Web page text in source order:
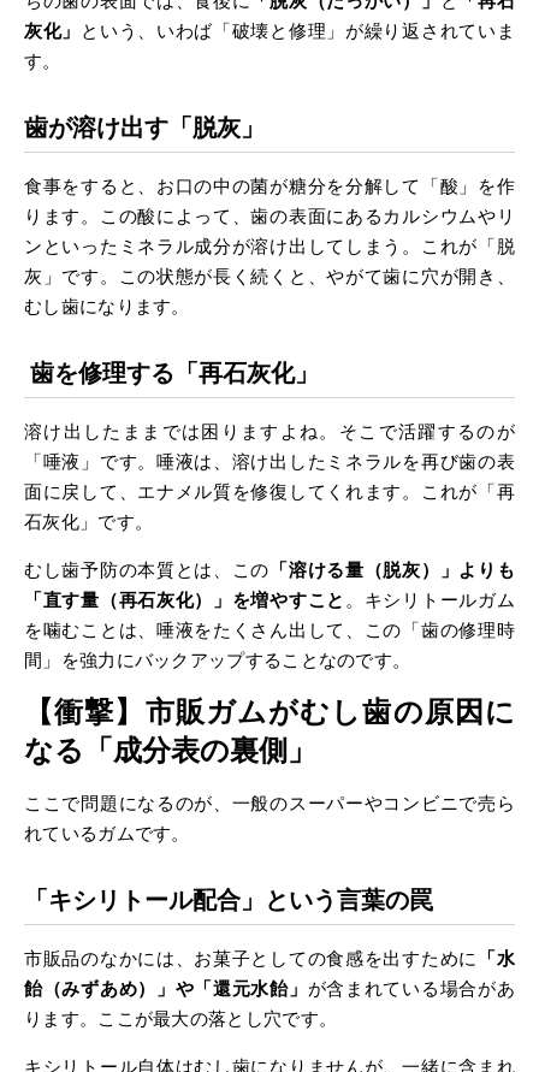
灰化」 という、いわば「破壊と修理」が繰り返されていま
す。
歯が溶け出す「脱灰」
食事をすると、お口の中の菌が糖分を分解して「酸」を作
ります。この酸によって、歯の表面にあるカルシウムやリ
ンといったミネラル成分が溶け出してしまう。これが「脱
灰」です。この状態が長く続くと、やがて歯に穴が開き、
むし歯になります。
歯を修理する「再石灰化」
溶け出したままでは困りますよね。そこで活躍するのが
「唾液」です。唾液は、溶け出したミネラルを再び歯の表
面に戻して、エナメル質を修復してくれます。これが「再
石灰化」です。
むし歯予防の本質とは、この 「溶ける量（脱灰）」よりも
「直す量（再石灰化）」を増やすこと 。キシリトールガム
を噛むことは、唾液をたくさん出して、この「歯の修理時
間」を強力にバックアップすることなのです。
【衝撃】市販ガムがむし歯の原因に
なる「成分表の裏側」
ここで問題になるのが、一般のスーパーやコンビニで売ら
れているガムです。
「キシリトール配合」という言葉の罠
市販品のなかには、お菓子としての食感を出すために 「水
飴（みずあめ）」や「還元水飴」 が含まれている場合があ
ります。ここが最大の落とし穴です。
キシリトール自体はむし歯になりませんが、一緒に含まれ